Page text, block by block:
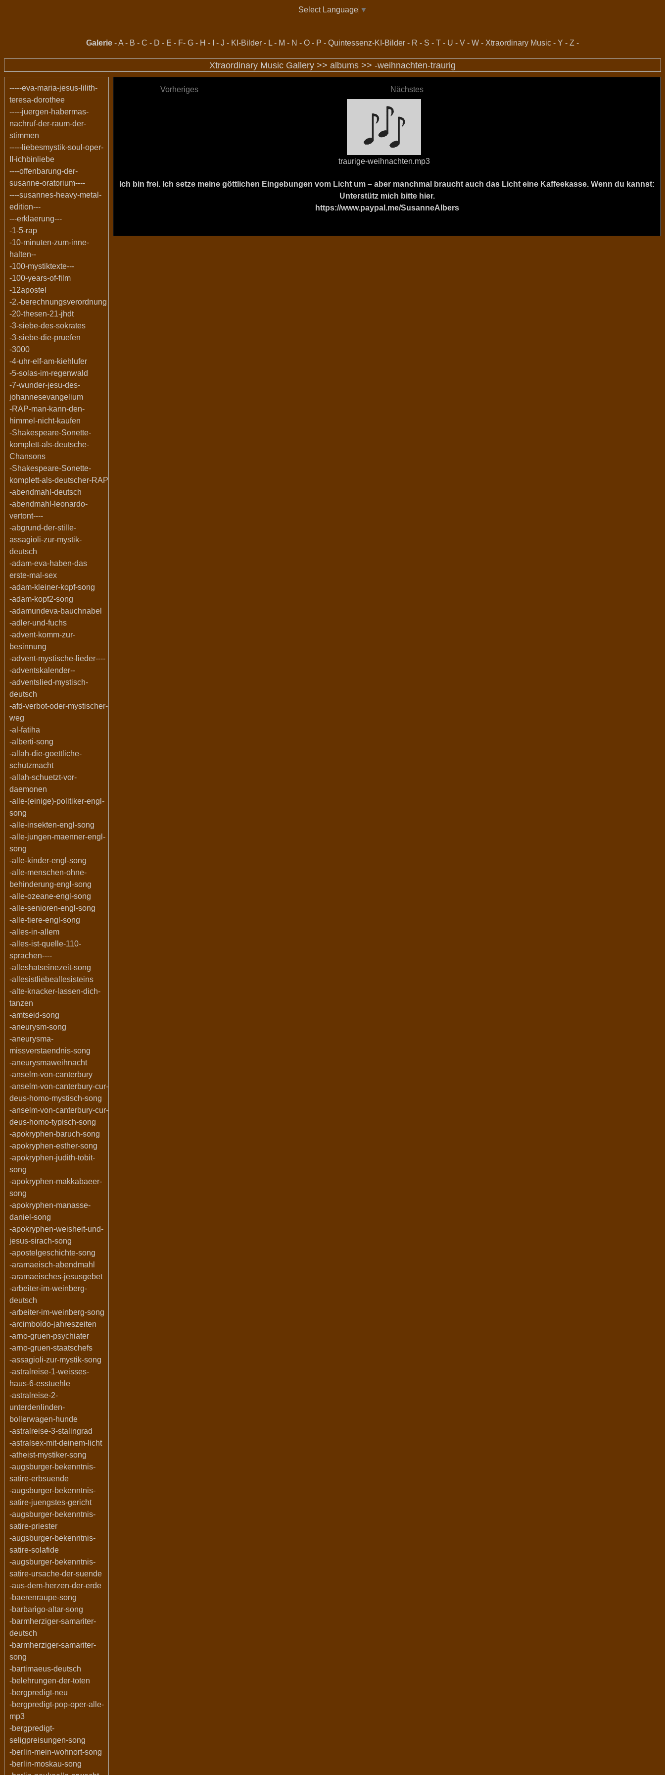
Select Language ▼
Galerie -A - B - C - D - E - F- G - H - - J - KI-Bilder - L - M - N - O - P - Quintessenz-KI-Bilder - R - S - T - U - V - W - Xtraordinary Music - Y - Z -
Xtraordinary Music Gallery >> albums >> -weihnachten-traurig
-----eva-maria-jesus-lilith-
teresa-dorothee
-----juergen-habermas-
nachruf-der-raum-der-
stimmen
-----liebesmystik-soul-oper-
II-ichbinliebe
----offenbarung-der-
susanne-oratorium----
----susannes-heavy-metal-
edition---
---erklaerung---
-1-5-rap
-10-minuten-zum-inne-
halten--
-100-mystiktexte---
-100-years-of-film
-12apostel
-2.-berechnungsverordnung
-20-thesen-21-jhdt
-3-siebe-des-sokrates
-3-siebe-die-pruefen
-3000
-4-uhr-elf-am-kiehlufer
-5-solas-im-regenwald
-7-wunder-jesu-des-
johannesevangelium
-RAP-man-kann-den-
himmel-nicht-kaufen
-Shakespeare-Sonette-
komplett-als-deutsche-
Chansons
-Shakespeare-Sonette-
komplett-als-deutscher-RAP
-abendmahl-deutsch
-abendmahl-leonardo-
vertont----
-abgrund-der-stille-
assagioli-zur-mystik-
deutsch
-adam-eva-haben-das
erste-mal-sex
-adam-kleiner-kopf-song
-adam-kopf2-song
-adamundeva-bauchnabel
-adler-und-fuchs
-advent-komm-zur-
besinnung
-advent-mystische-lieder----
-adventskalender--
-adventslied-mystisch-
deutsch
-afd-verbot-oder-mystischer-
weg
-al-fatiha
-alberti-song
-allah-die-goettliche-
schutzmacht
-allah-schuetzt-vor-
daemonen
-alle-(einige)-politiker-engl-
song
-alle-insekten-engl-song
-alle-jungen-maenner-engl-
song
-alle-kinder-engl-song
-alle-menschen-ohne-
behinderung-engl-song
-alle-ozeane-engl-song
-alle-senioren-engl-song
-alle-tiere-engl-song
-alles-in-allem
-alles-ist-quelle-110-
sprachen----
-alleshatseinezeit-song
-allesistliebeallesisteins
-alte-knacker-lassen-dich-
tanzen
-amtseid-song
-aneurysm-song
-aneurysma-
missverstaendnis-song
-aneurysmaweihnacht
-anselm-von-canterbury
-anselm-von-canterbury-cur-
deus-homo-mystisch-song
-anselm-von-canterbury-cur-
deus-homo-typisch-song
-apokryphen-baruch-song
-apokryphen-esther-song
-apokryphen-judith-tobit-
song
-apokryphen-makkabaeer-
song
-apokryphen-manasse-
daniel-song
-apokryphen-weisheit-und-
jesus-sirach-song
-apostelgeschichte-song
-aramaeisch-abendmahl
-aramaeisches-jesusgebet
-arbeiter-im-weinberg-
deutsch
-arbeiter-im-weinberg-song
-arcimboldo-jahreszeiten
-arno-gruen-psychiater
-arno-gruen-staatschefs
-assagioli-zur-mystik-song
-astralreise-1-weisses-
haus-6-esstuehle
-astralreise-2-
unterdenlinden-
bollerwagen-hunde
-astralreise-3-stalingrad
-astralsex-mit-deinem-licht
-atheist-mystiker-song
-augsburger-bekenntnis-
satire-erbsuende
-augsburger-bekenntnis-
satire-juengstes-gericht
-augsburger-bekenntnis-
satire-priester
-augsburger-bekenntnis-
satire-solafide
-augsburger-bekenntnis-
satire-ursache-der-suende
-aus-dem-herzen-der-erde
-baerenraupe-song
-barbarigo-altar-song
-barmherziger-samariter-
deutsch
-barmherziger-samariter-
song
-bartimaeus-deutsch
-belehrungen-der-toten
-bergpredigt-neu
-bergpredigt-pop-oper-alle-
mp3
-bergpredigt-
seligpreisungen-song
-berlin-mein-wohnort-song
-berlin-moskau-song
Vorheriges Nächstes
traurige-weihnachten.mp3
Ich bin frei. Ich setze meine göttlichen Eingebungen vom Licht um – aber manchmal braucht auch das Licht eine Kaffeekasse. Wenn du kannst:
Unterstütz mich bitte hier.
https://www.paypal.me/SusanneAlbers